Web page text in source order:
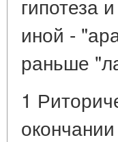
гипотеза
иной -
раньше
1